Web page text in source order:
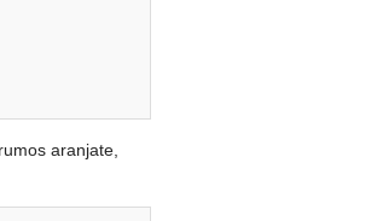
aranjate,